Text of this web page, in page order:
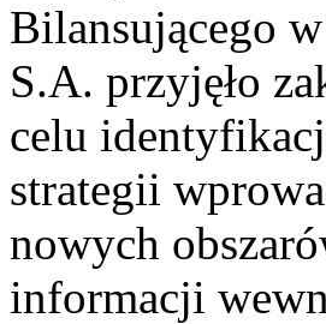
Bilansującego
S.A. przyjęło
celu
strategii
nowych
informacji